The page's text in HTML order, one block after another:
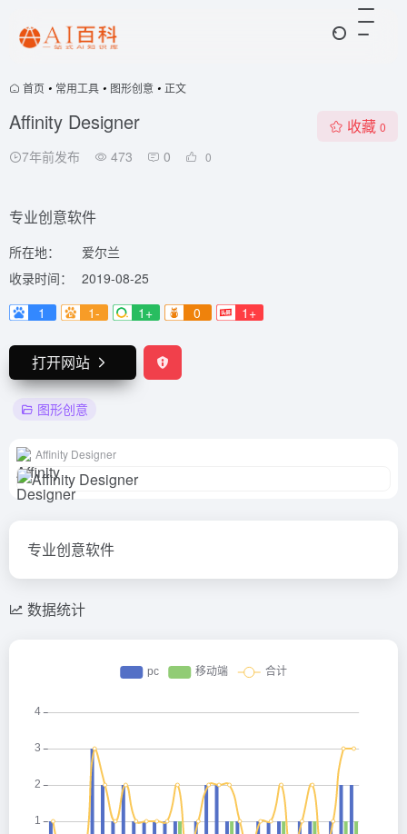
首页 • 常用工具 • 图形创意 • 正文
Affinity Designer
7年前发布 473 0 0
收藏 0
专业创意软件
所在地：
爱尔兰
收录时间：
2019-08-25
1
1- 1+ 0 1+
打开网站
图形创意
Affinity Designer
专业创意软件
数据统计